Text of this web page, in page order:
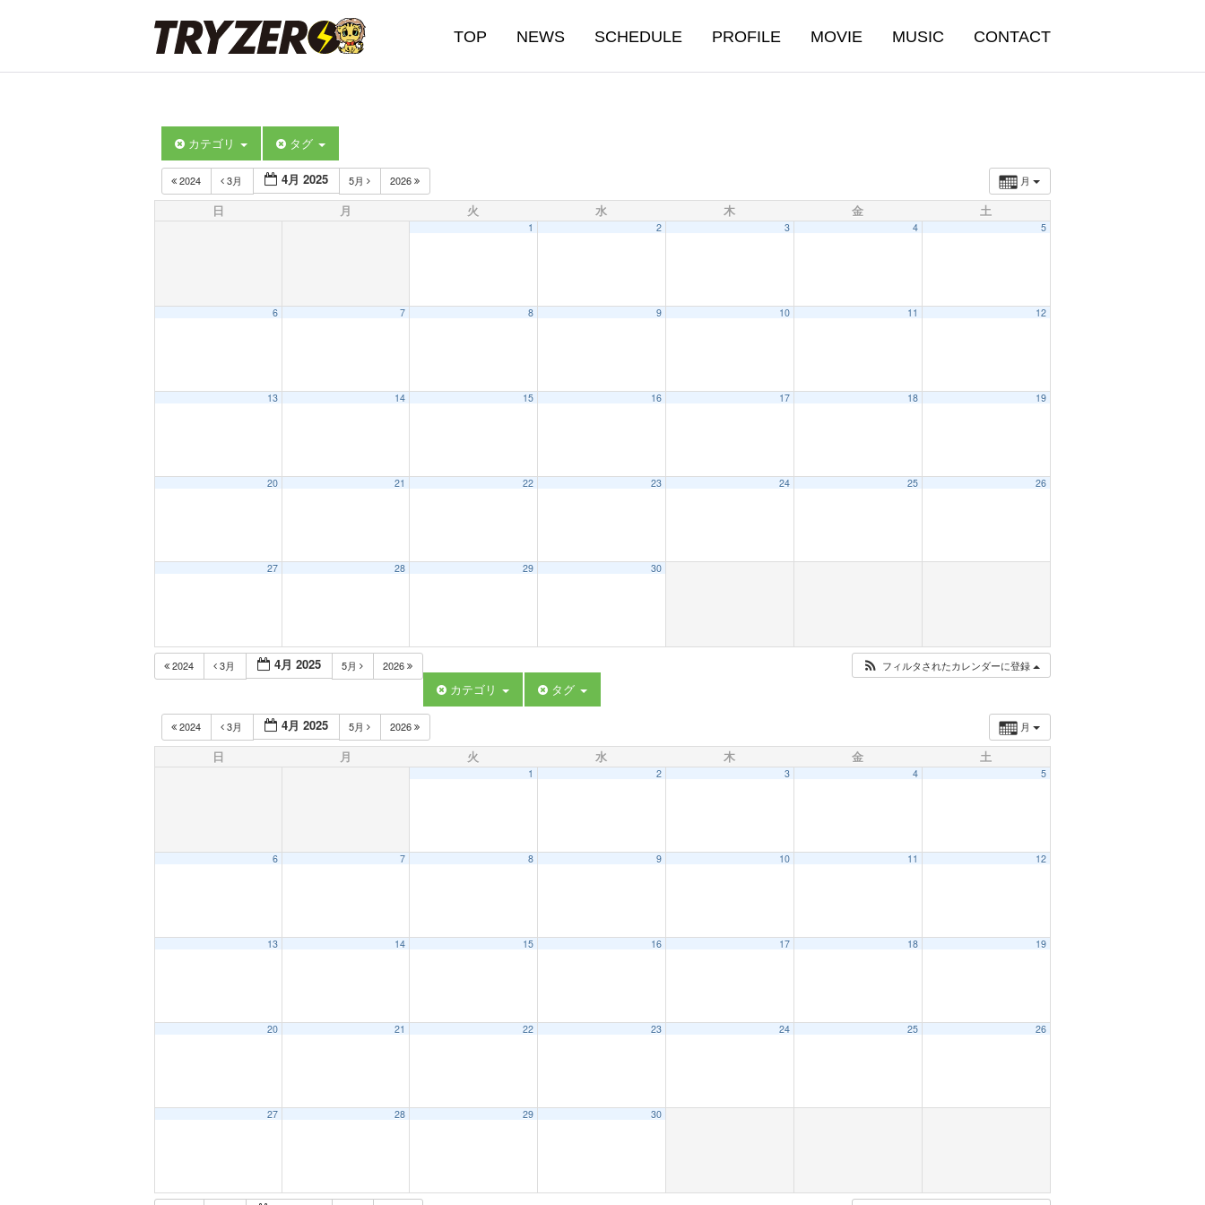
TOP NEWS SCHEDULE PROFILE MOVIE MUSIC CONTACT
カテゴリ タグ
月
2024 3月 4月 2025 5月 2026
日 月 火 水 木 金 土
1 2 3 4 5
6 7 8 9 10 11 12
13 14 15 16 17 18 19
20 21 22 23 24 25 26
27 28 29 30
2024 3月 4月 2025 5月 2026 フィルタされたカレンダーに登録
カテゴリ タグ
月
2024 3月 4月 2025 5月 2026
日 月 火 水 木 金 土
1 2 3 4 5
6 7 8 9 10 11 12
13 14 15 16 17 18 19
20 21 22 23 24 25 26
27 28 29 30